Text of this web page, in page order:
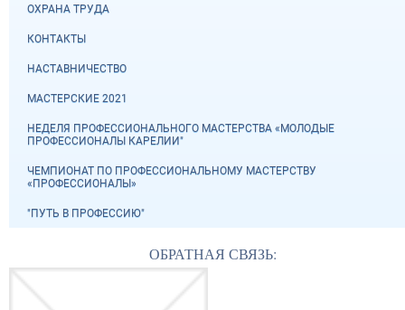
ОХРАНА ТРУДА
КОНТАКТЫ
НАСТАВНИЧЕСТВО
МАСТЕРСКИЕ 2021
НЕДЕЛЯ ПРОФЕССИОНАЛЬНОГО МАСТЕРСТВА «МОЛОДЫЕ
ПРОФЕССИОНАЛЫ КАРЕЛИИ"
ЧЕМПИОНАТ ПО ПРОФЕССИОНАЛЬНОМУ МАСТЕРСТВУ
«ПРОФЕССИОНАЛЫ»
"ПУТЬ В ПРОФЕССИЮ"
ОБРАТНАЯ СВЯЗЬ: